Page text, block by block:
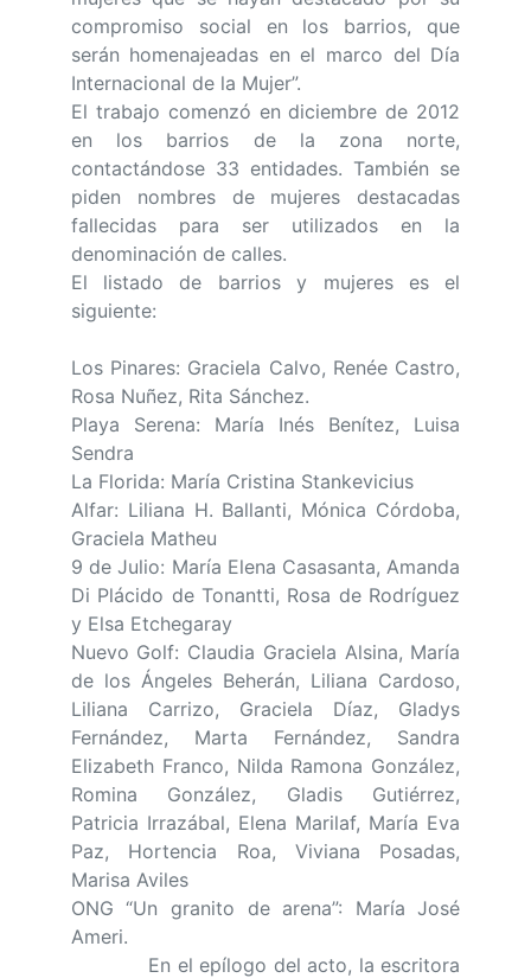
compromiso social en los barrios, que
serán homenajeadas en el marco del Día
Internacional de la Mujer”.
El trabajo comenzó en diciembre de 2012
en los barrios de la zona norte,
contactándose 33 entidades. También se
piden nombres de mujeres destacadas
fallecidas para ser utilizados en la
denominación de calles.
El listado de barrios y mujeres es el
siguiente:
Los Pinares: Graciela Calvo, Renée Castro,
Rosa Nuñez, Rita Sánchez.
Playa Serena: María Inés Benítez, Luisa
Sendra
La Florida: María Cristina Stankevicius
Alfar: Liliana H. Ballanti, Mónica Córdoba,
Graciela Matheu
9 de Julio: María Elena Casasanta, Amanda
Di Plácido de Tonantti, Rosa de Rodríguez
y Elsa Etchegaray
Nuevo Golf: Claudia Graciela Alsina, María
de los Ángeles Beherán, Liliana Cardoso,
Liliana Carrizo, Graciela Díaz, Gladys
Fernández, Marta Fernández, Sandra
Elizabeth Franco, Nilda Ramona González,
Romina González, Gladis Gutiérrez,
Patricia Irrazábal, Elena Marilaf, María Eva
Paz, Hortencia Roa, Viviana Posadas,
Marisa Aviles
ONG “Un granito de arena”: María José
Ameri.
En el epílogo del acto, la escritora